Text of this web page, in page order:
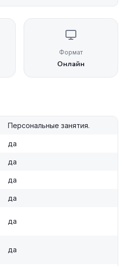
Формат
Онлайн
Персональные занятия.
да
да
да
да
да
да